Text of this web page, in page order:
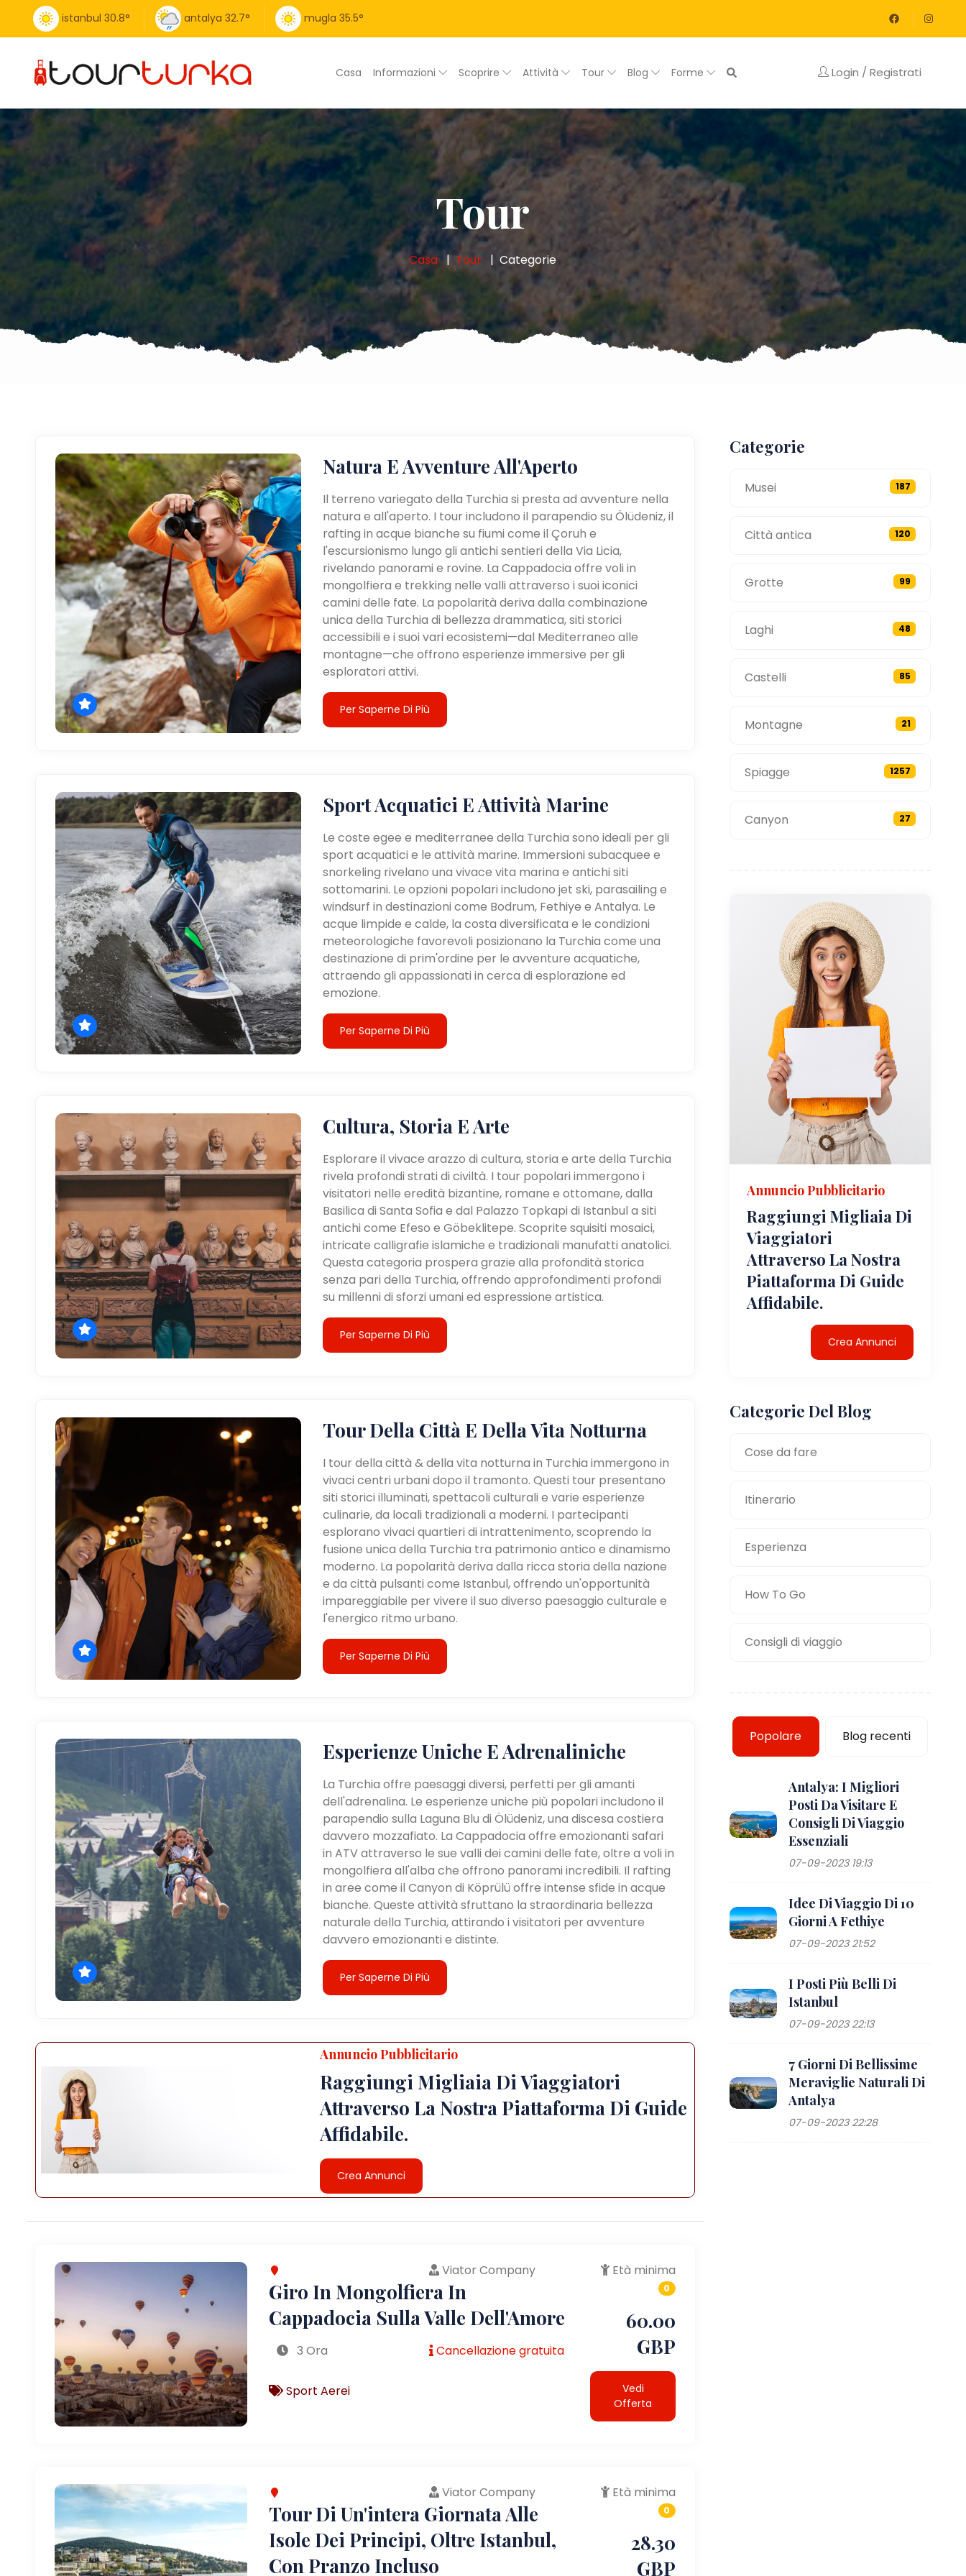
istanbul 30.8° antalya 32.7° mugla 35.5°
Casa Informazioni Scoprire Attività Tour Blog Forme Login / Registrati
Tour
Casa Tour Categorie
Natura E Avventure All'Aperto
Il terreno variegato della Turchia si presta ad avventure nella
natura e all'aperto. I tour includono il parapendio su Ölüdeniz, il
rafting in acque bianche su fiumi come il Çoruh e
l'escursionismo lungo gli antichi sentieri della Via Licia,
rivelando panorami e rovine. La Cappadocia offre voli in
mongolfiera e trekking nelle valli attraverso i suoi iconici
camini delle fate. La popolarità deriva dalla combinazione
unica della Turchia di bellezza drammatica, siti storici
accessibili e i suoi vari ecosistemi—dal Mediterraneo alle
montagne—che offrono esperienze immersive per gli
esploratori attivi.
Per Saperne Di Più
Sport Acquatici E Attività Marine
Le coste egee e mediterranee della Turchia sono ideali per gli
sport acquatici e le attività marine. Immersioni subacquee e
snorkeling rivelano una vivace vita marina e antichi siti
sottomarini. Le opzioni popolari includono jet ski, parasailing e
windsurf in destinazioni come Bodrum, Fethiye e Antalya. Le
acque limpide e calde, la costa diversificata e le condizioni
meteorologiche favorevoli posizionano la Turchia come una
destinazione di prim'ordine per le avventure acquatiche,
attraendo gli appassionati in cerca di esplorazione ed
emozione.
Per Saperne Di Più
Cultura, Storia E Arte
Esplorare il vivace arazzo di cultura, storia e arte della Turchia
rivela profondi strati di civiltà. I tour popolari immergono i
visitatori nelle eredità bizantine, romane e ottomane, dalla
Basilica di Santa Sofia e dal Palazzo Topkapi di Istanbul a siti
antichi come Efeso e Göbeklitepe. Scoprite squisiti mosaici,
intricate calligrafie islamiche e tradizionali manufatti anatolici.
Questa categoria prospera grazie alla profondità storica
senza pari della Turchia, offrendo approfondimenti profondi
su millenni di sforzi umani ed espressione artistica.
Per Saperne Di Più
Tour Della Città E Della Vita Notturna
I tour della città & della vita notturna in Turchia immergono in
vivaci centri urbani dopo il tramonto. Questi tour presentano
siti storici illuminati, spettacoli culturali e varie esperienze
culinarie, da locali tradizionali a moderni. I partecipanti
esplorano vivaci quartieri di intrattenimento, scoprendo la
fusione unica della Turchia tra patrimonio antico e dinamismo
moderno. La popolarità deriva dalla ricca storia della nazione
e da città pulsanti come Istanbul, offrendo un'opportunità
impareggiabile per vivere il suo diverso paesaggio culturale e
l'energico ritmo urbano.
Per Saperne Di Più
Esperienze Uniche E Adrenaliniche
La Turchia offre paesaggi diversi, perfetti per gli amanti
dell'adrenalina. Le esperienze uniche più popolari includono il
parapendio sulla Laguna Blu di Ölüdeniz, una discesa costiera
davvero mozzafiato. La Cappadocia offre emozionanti safari
in ATV attraverso le sue valli dei camini delle fate, oltre a voli in
mongolfiera all'alba che offrono panorami incredibili. Il rafting
in aree come il Canyon di Köprülü offre intense sfide in acque
bianche. Queste attività sfruttano la straordinaria bellezza
naturale della Turchia, attirando i visitatori per avventure
davvero emozionanti e distinte.
Per Saperne Di Più
Annuncio Pubblicitario
Raggiungi Migliaia Di Viaggiatori
Attraverso La Nostra Piattaforma Di Guide
Affidabile.
Crea Annunci
Viator Company
Giro In Mongolfiera In
Cappadocia Sulla Valle Dell'Amore
3 Ora Cancellazione gratuita
Sport Aerei
Età minima
0
60.00
GBP
Vedi
Offerta
Viator Company
Tour Di Un'intera Giornata Alle
Isole Dei Principi, Oltre Istanbul,
Con Pranzo Incluso
Età minima
0
28.30
GBP
Categorie
Musei 187
Città antica 120
Grotte 99
Laghi 48
Castelli 85
Montagne 21
Spiagge 1257
Canyon 27
Annuncio Pubblicitario
Raggiungi Migliaia Di
Viaggiatori
Attraverso La Nostra
Piattaforma Di Guide
Affidabile.
Crea Annunci
Categorie Del Blog
Cose da fare
Itinerario
Esperienza
How To Go
Consigli di viaggio
Popolare Blog recenti
Antalya: I Migliori
Posti Da Visitare E
Consigli Di Viaggio
Essenziali
07-09-2023 19:13
Idee Di Viaggio Di 10
Giorni A Fethiye
07-09-2023 21:52
I Posti Più Belli Di
Istanbul
07-09-2023 22:13
7 Giorni Di Bellissime
Meraviglie Naturali Di
Antalya
07-09-2023 22:28